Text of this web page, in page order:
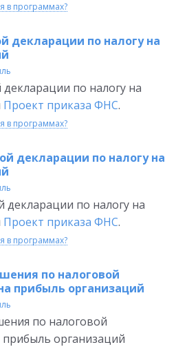
в программах?
декларации по налогу на
по налогу на
Проект приказа ФНС.
в программах?
декларации по налогу на
декларации по налогу на
Проект приказа ФНС.
в программах?
по налоговой
прибыль организаций
по налоговой
организаций